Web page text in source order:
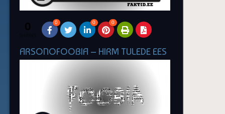
0 0 0 0
ARSONOFOOBIA – HIRM TULEDE EES